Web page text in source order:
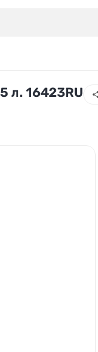
л. 16423RU